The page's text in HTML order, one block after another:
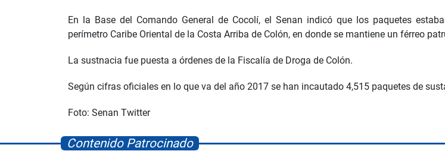
En la Base del Comando General de Cocolí, el Senan indicó que los paquetes
perímetro Caribe Oriental de la Costa Arriba de Colón, en donde se mantiene un férreo
La sustnacia fue puesta a órdenes de la Fiscalía de Droga de Colón.
Según cifras oficiales en lo que va del año 2017 se han incautado 4,515 paquetes de
Foto: Senan Twitter
Contenido Patrocinado